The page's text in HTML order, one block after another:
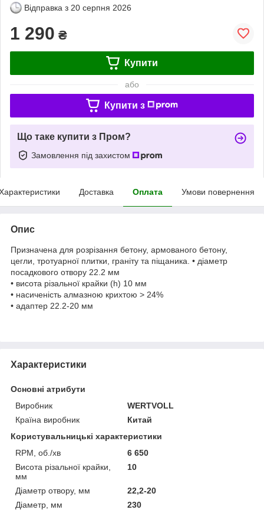
Відправка з 20 серпня 2026
1 290 ₴
Купити
або
Купити з
Що таке купити з Пром?
Замовлення під захистом
Доставка Оплата Умови повернення
Опис
Призначена для розрізання бетону, армованого бетону,
цегли, тротуарної плитки, граніту та піщаника. • діаметр
посадкового отвору 22.2 мм
• висота різальної крайки (h) 10 мм
• насиченість алмазною крихтою > 24%
• адаптер 22.2-20 мм
Характеристики
Основні атрибути
Виробник
WERTVOLL
Країна виробник
Китай
Користувальницькі характеристики
RPM, об./хв
6 650
Висота різальної крайки,
мм
10
Діаметр отвору, мм
22,2-20
Діаметр, мм
230